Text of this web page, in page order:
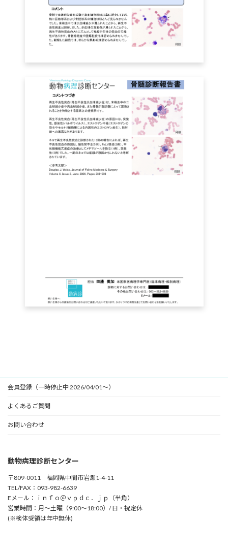
会員登録（一時停止中 2026/04/01～）
よくあるご質問
お問い合わせ
動物病理診断センター
〒809-0011 福岡県中間市岩瀬1-4-11
TEL/FAX：093-982-6639
Eメール：ｉｎｆｏ＠ｖｐｄｃ．ｊｐ（半角）
営業時間：月～土曜（9:00～18:00）/ 日・祝定休
(※検体受領は年中無休)